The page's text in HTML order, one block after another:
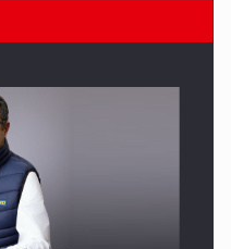
- Technology and…